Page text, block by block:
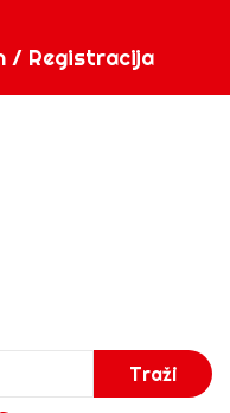
/ Registracija